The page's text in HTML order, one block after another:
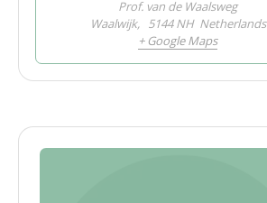
Prof. van de Waalsweg
Waalwijk, 5144 NH Netherlands
+ Google Maps